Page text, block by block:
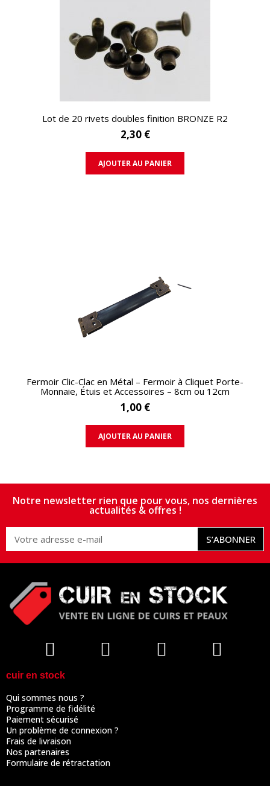
APERÇU RAPIDE
Lot de 20 rivets doubles finition BRONZE R2
2,30 €
AJOUTER AU PANIER
APERÇU RAPIDE
Fermoir Clic-Clac en Métal – Fermoir à Cliquet Porte-
Monnaie, Étuis et Accessoires – 8cm ou 12cm
1,00 €
AJOUTER AU PANIER
Notre newsletter rien que pour vous, nos dernières
actualités & offres !
S’ABONNER
cuir en stock
Qui sommes nous ?
Programme de fidélité
Paiement sécurisé
Un problème de connexion ?
Frais de livraison
Nos partenaires
Formulaire de rétractation